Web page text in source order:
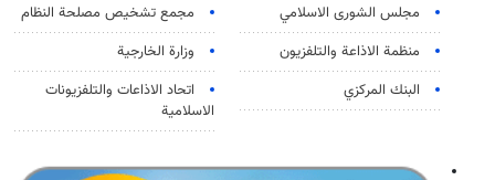
مجلس الشورى الاسلامي
مجمع تشخيص مصلحة النظام
منظمة الاذاعة والتلفزیون
وزارة الخارجية
البنك المركزي
اتحاد الاذاعات والتلفزيونات
الاسلامية